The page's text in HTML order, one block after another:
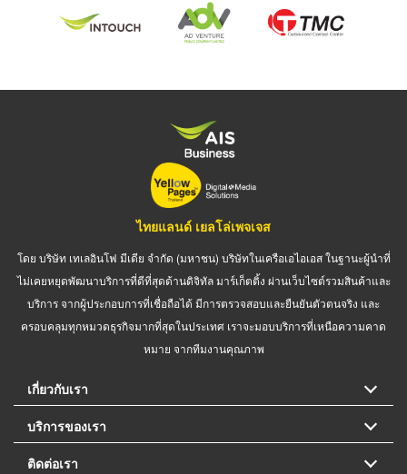
ไทยแลนด์ เยลโล่เพจเจส
โดย บริษัท เทเลอินโฟ มีเดีย จำกัด (มหาชน) บริษัทในเครือเอไอเอส ในฐานะผู้นำที่
ไม่เคยหยุดพัฒนาบริการที่ดีที่สุดด้านดิจิทัล มาร์เก็ตติ้ง ผ่านเว็บไซต์รวมสินค้าและ
บริการ จากผู้ประกอบการที่เชื่อถือได้ มีการตรวจสอบและยืนยันตัวตนจริง และ
ครอบคลุมทุกหมวดธุรกิจมากที่สุดในประเทศ เราจะมอบบริการที่เหนือความคาด
หมาย จากทีมงานคุณภาพ
เกี่ยวกับเรา
บริการของเรา
ติดต่อเรา